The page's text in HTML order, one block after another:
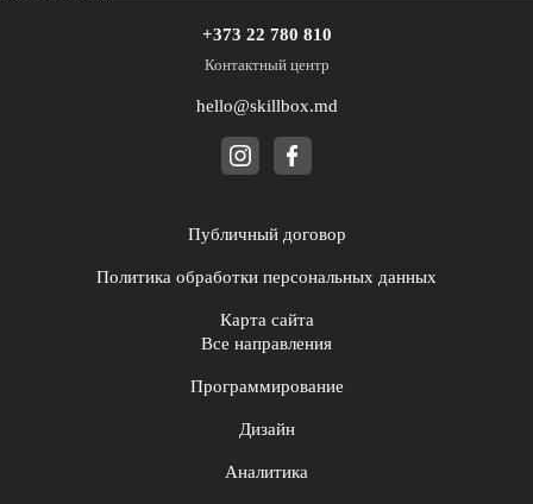
+373 22 780 810
Контактный центр
hello@skillbox.md
Публичный договор
Политика обработки персональных данных
Карта сайта
Все направления
Программирование
Дизайн
Аналитика